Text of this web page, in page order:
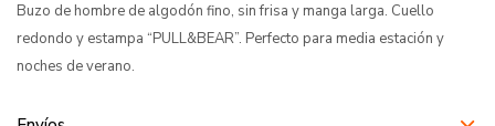
Buzo de hombre de algodón fino, sin frisa y manga larga. Cuello
redondo y estampa “PULL&BEAR”. Perfecto para media estación y
noches de verano.